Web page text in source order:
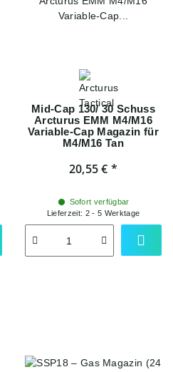
Mid-Cap 130/ 30 Schuss
Arcturus EMM M4/M16
Variable-Cap Magazin für
M4/M16 Tan
20,55 €*
Sofort verfügbar
Lieferzeit: 2 - 5 Werktage